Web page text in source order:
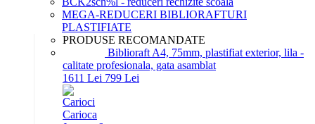
MEGA-REDUCERI BIBLIORAFTURI
PLASTIFIATE
PRODUSE RECOMANDATE
Biblioraft A4, 75mm, plastifiat exterior, lila -
calitate profesionala, gata asamblat
1611 Lei 799 Lei